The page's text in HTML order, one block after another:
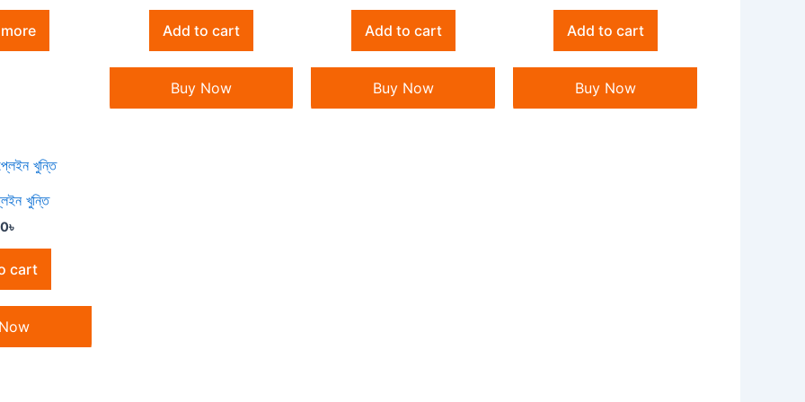
Add to cart
Buy Now
Add to cart
Buy Now
Add to cart
Buy Now
খুন্তি
৳
cart